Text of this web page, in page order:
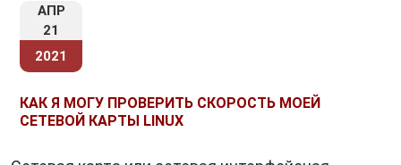
АПР
21
2021
КАК Я МОГУ ПРОВЕРИТЬ СКОРОСТЬ МОЕЙ
СЕТЕВОЙ КАРТЫ LINUX